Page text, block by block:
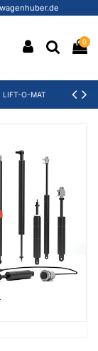
0
LIFT-O-MAT